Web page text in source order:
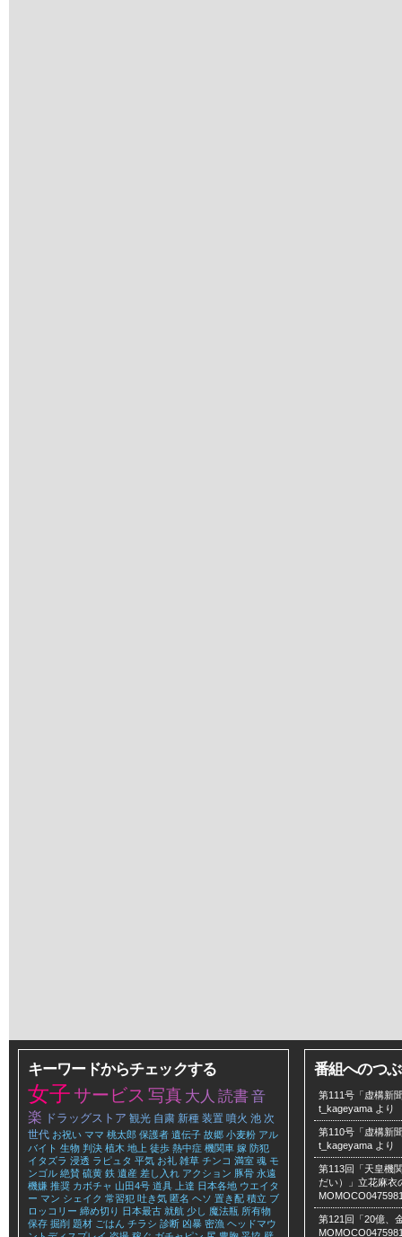
キーワードからチェックする
女子 サービス 写真 大人 読書音
楽 ドラッグストア 観光 自粛 新種 装置 噴火 池 次
世代 お祝い ママ 桃太郎 保護者 遺伝子 故郷 小麦粉 アル
バイト 生物 判決 植木 地上 徒歩 熱中症 機関車 嫁 防犯
イタズラ 浸透 ラピュタ 平気 お礼 雑草 チンコ 満室 魂 モ
ンゴル 絶賛 硫黄 鉄 遺産 差し入れ アクション 豚骨 永遠
機嫌 推奨 カボチャ 山田4号 道具 上達 日本各地 ウエイタ
ー マン シェイク 常習犯 吐き気 匿名 ヘソ 置き配 積立 ブ
ロッコリー 締め切り 日本最古 就航 少し 魔法瓶 所有物
保存 掘削 題材 ごはん チラシ 診断 凶暴 密漁 ヘッドマウ
番組へのつ
第111号「虚構新
t_kageyama より
第110号「虚構新
t_kageyama より
第113回「天皇機
だい）」立花麻衣
第121回「20億、